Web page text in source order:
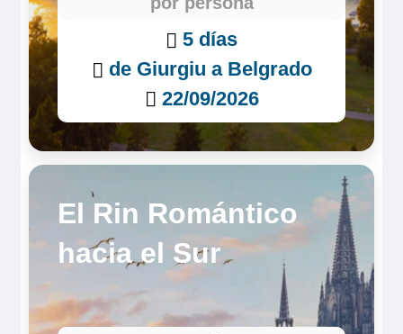
5 días
de Giurgiu a Belgrado
22/09/2026
El Rin Romántico
hacia el Sur